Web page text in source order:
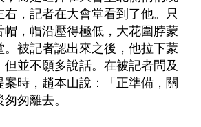
，記者在大會堂看到了他。只
帽，帽沿壓得極低，大花圍脖蒙
。被記者認出來之後，他拉下蒙
並不願多說話。在被記者問及
時，趙本山說：「正準備，關
匆離去。